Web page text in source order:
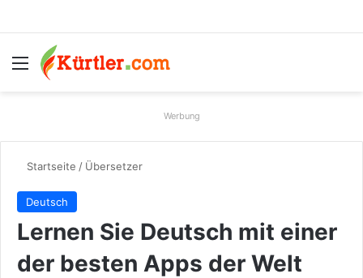
Menü
Werbung
Startseite / Übersetzer
Deutsch
Lernen Sie Deutsch mit einer
der besten Apps der Welt